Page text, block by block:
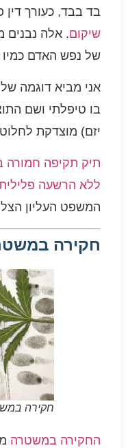
בד בבד, כעורך דין
שיקום. אלה נבנים
של נפש האדם
אני מביא דוגמה
בו טיפלתי ושם
יזם) מוצדקת
תיק תקיפה
ללא הרשעה
המשפט העליון
חקירה
חקירה
החקירה במשטרה